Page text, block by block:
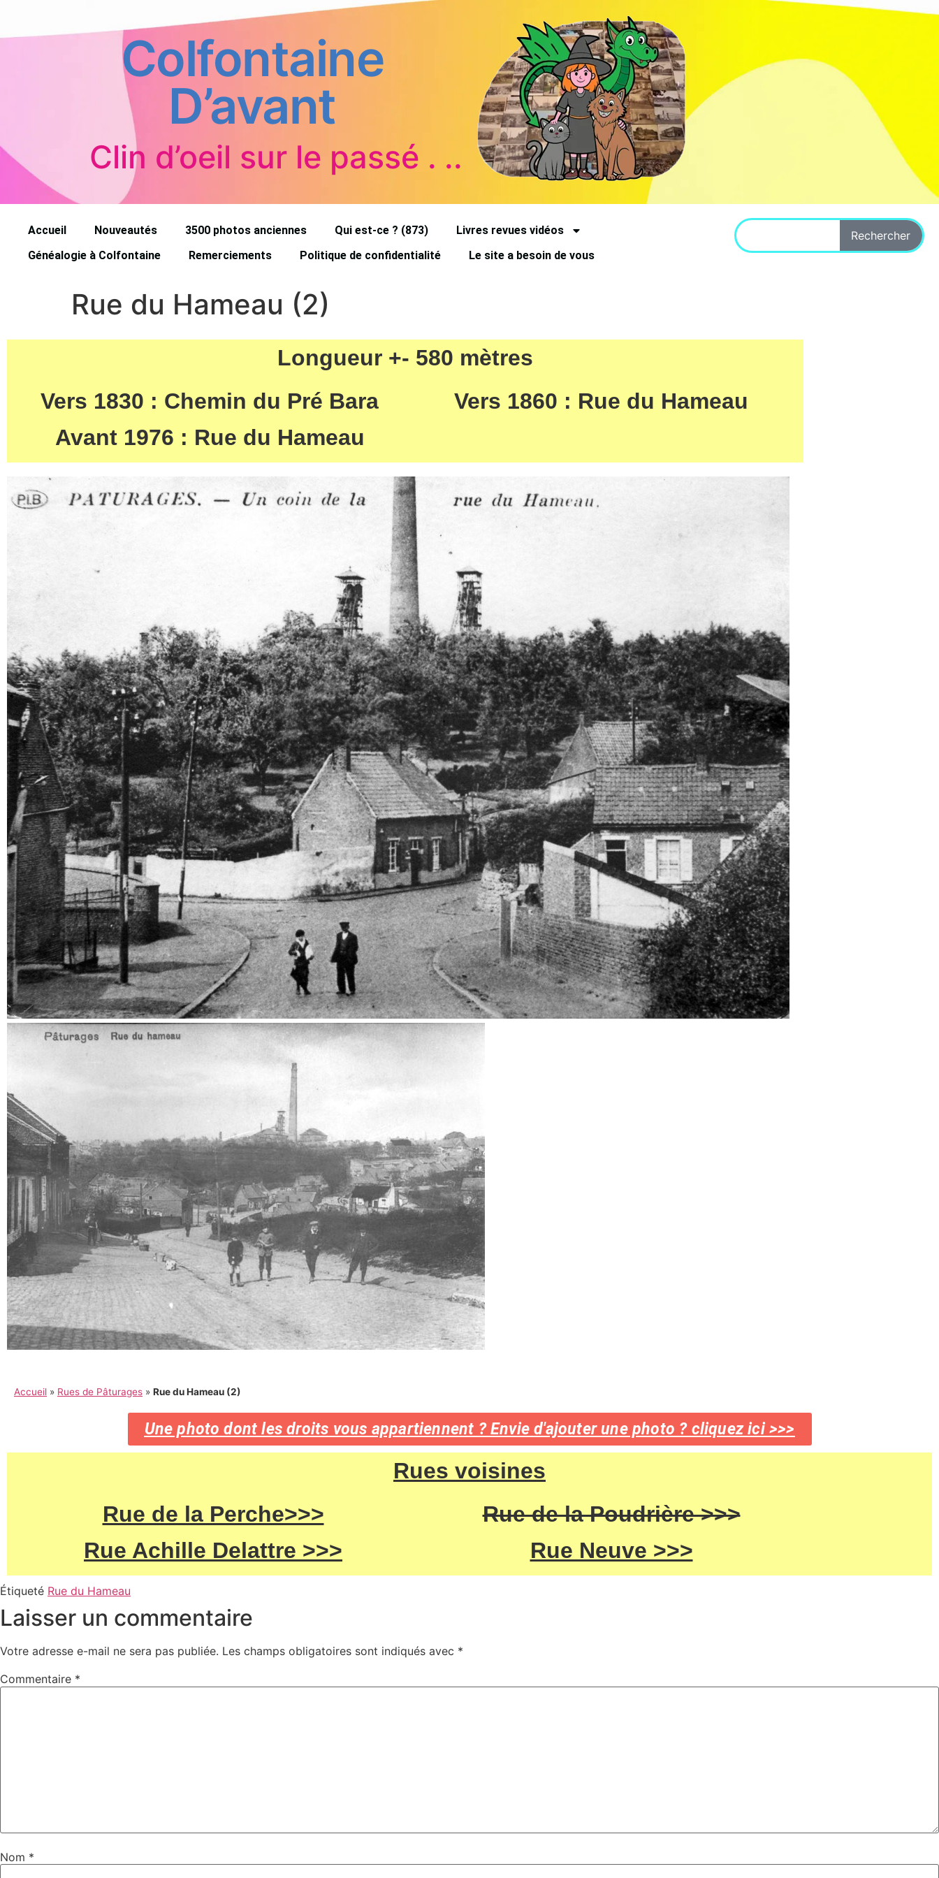
Colfontaine
D’avant
Clin d’oeil sur le passé . ..
Accueil Nouveautés 3500 photos anciennes Qui est-ce ? (873)
Livres revues vidéos
Généalogie à Colfontaine
Remerciements Politique de confidentialité Le site a besoin de vous
Rechercher
Rue du Hameau (2)
Longueur +- 580 mètres
Vers 1830 : Chemin du Pré Bara
Vers 1860 : Rue du Hameau
Avant 1976 : Rue du Hameau
Accueil » Rues de Pâturages » Rue du Hameau (2)
Une photo dont les droits vous appartiennent ? Envie d'ajouter une photo ? cliquez ici >>>
Rues voisines
Rue de la Perche>>>
Rue Achille Delattre >>>
Rue de la Poudrière >>>
Rue Neuve >>>
Étiqueté Rue du Hameau
Laisser un commentaire
Votre adresse e-mail ne sera pas publiée. Les champs obligatoires sont indiqués avec *
Commentaire *
Nom *